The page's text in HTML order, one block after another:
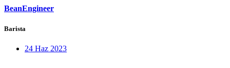
BeanEngineer
Barista
24 Haz 2023